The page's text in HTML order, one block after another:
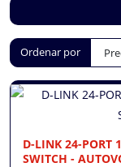
Ordenar por
D-LINK 24-PORT
SWITCH -